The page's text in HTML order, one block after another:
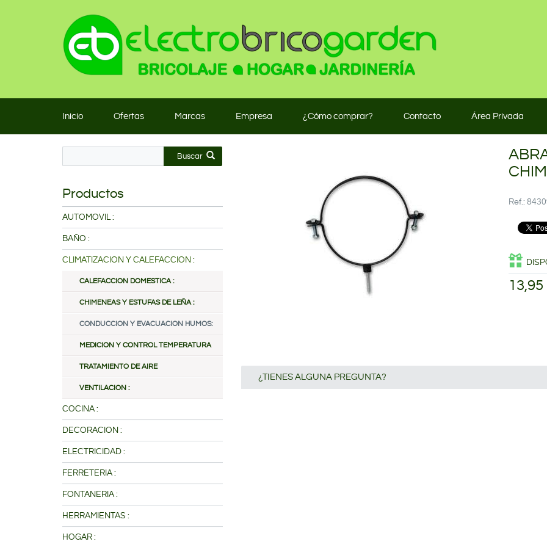
Inicio Ofertas Marcas Empresa ¿Cómo comprar? Contacto Área Privada
Buscar
Productos
AUTOMOVIL :
BAÑO :
CLIMATIZACION Y CALEFACCION :
CALEFACCION DOMESTICA :
CHIMENEAS Y ESTUFAS DE LEÑA :
CONDUCCION Y EVACUACION HUMOS:
MEDICION Y CONTROL TEMPERATURA
TRATAMIENTO DE AIRE
VENTILACION :
COCINA :
DECORACION :
ELECTRICIDAD :
FERRETERIA :
FONTANERIA :
HERRAMIENTAS :
HOGAR :
Ref.:
13,95
¿TIENES ALGUNA PREGUNTA?